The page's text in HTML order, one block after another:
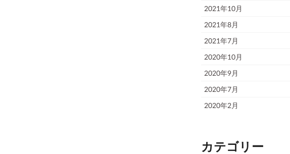
2021年10月
2021年8月
2021年7月
2020年10月
2020年9月
2020年7月
2020年2月
カテゴリー